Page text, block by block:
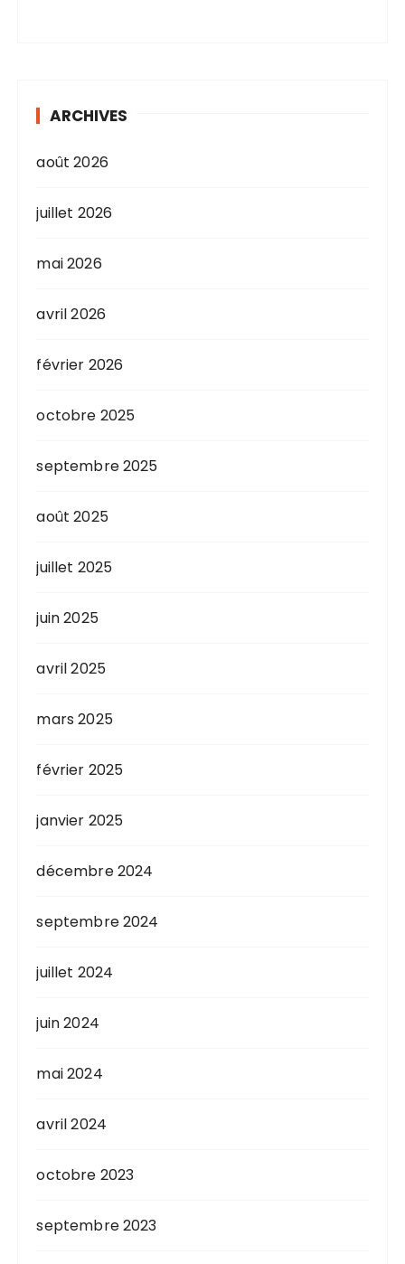
ARCHIVES
août 2026
juillet 2026
mai 2026
avril 2026
février 2026
octobre 2025
septembre 2025
août 2025
juillet 2025
juin 2025
avril 2025
mars 2025
février 2025
janvier 2025
décembre 2024
septembre 2024
juillet 2024
juin 2024
mai 2024
avril 2024
octobre 2023
septembre 2023